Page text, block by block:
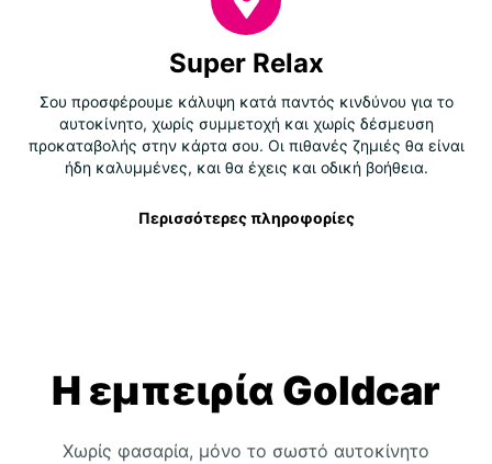
Super Relax
Σου προσφέρουμε κάλυψη κατά παντός κινδύνου για το
αυτοκίνητο, χωρίς συμμετοχή και χωρίς δέσμευση
προκαταβολής στην κάρτα σου. Οι πιθανές ζημιές θα είναι
ήδη καλυμμένες, και θα έχεις και οδική βοήθεια.
Περισσότερες πληροφορίες
Η εμπειρία Goldcar
Χωρίς φασαρία, μόνο το σωστό αυτοκίνητο